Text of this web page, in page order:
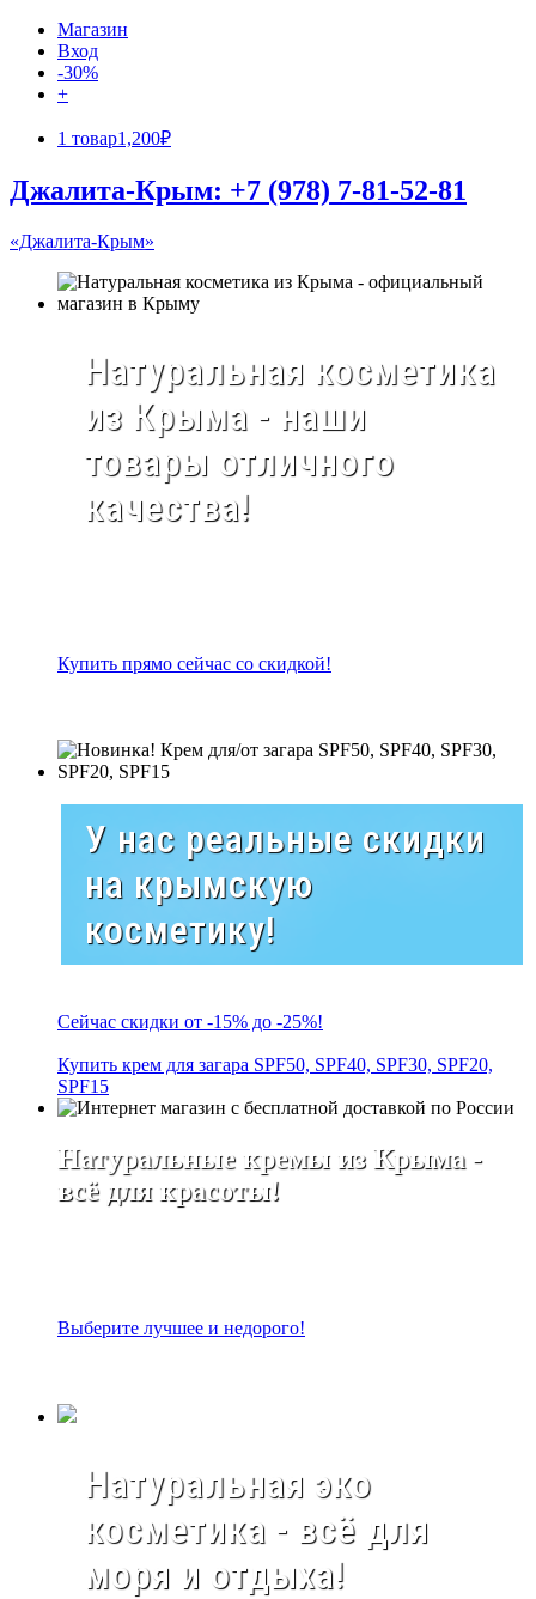
Магазин
Вход
-30%
+
1 товар1,200₽
Джалита-Крым: +7 (978) 7-81-52-81
«Джалита-Крым»
Натуральная косметика
из Крыма - наши
товары отличного
качества!
Купить прямо сейчас со скидкой!
У нас реальные скидки
на крымскую
косметику!
Сейчас скидки от -15% до -25%!
Купить крем для загара SPF50, SPF40, SPF30, SPF20,
SPF15
Натуральные кремы из Крыма -
всё для красоты!
Выберите лучшее и недорого!
Натуральная эко
косметика - всё для
моря и отдыха!